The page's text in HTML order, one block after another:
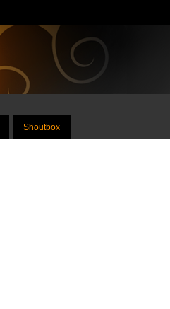
Shoutbox